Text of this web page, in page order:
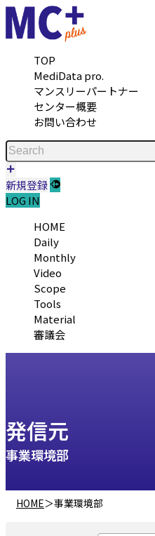
TOP
MediData pro.
マンスリーパートナー
センター概要
お問い合わせ
新規登録
LOG IN
HOME
Daily
Monthly
Video
Scope
Tools
Material
審議会
発信元
事業環境部
HOME＞事業環境部